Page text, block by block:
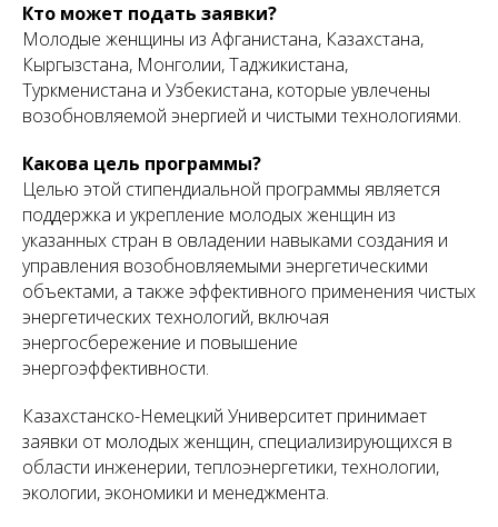
Кто может подать заявки?
Молодые женщины из Афганистана, Казахстана,
Кыргызстана, Монголии, Таджикистана,
Туркменистана и Узбекистана, которые увлечены
возобновляемой энергией и чистыми технологиями.
Какова цель программы?
Целью этой стипендиальной программы является
поддержка и укрепление молодых женщин из
указанных стран в овладении навыками создания и
управления возобновляемыми энергетическими
объектами, а также эффективного применения чистых
энергетических технологий, включая
энергосбережение и повышение
энергоэффективности.
Казахстанско-Немецкий Университет принимает
заявки от молодых женщин, специализирующихся в
области инженерии, теплоэнергетики, технологии,
экологии, экономики и менеджмента.